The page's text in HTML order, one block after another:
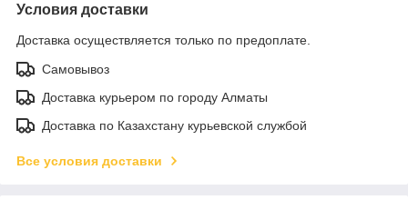
Условия доставки
Доставка осуществляется только по предоплате.
Самовывоз
Доставка курьером по городу Алматы
Доставка по Казахстану курьевской службой
Все условия доставки